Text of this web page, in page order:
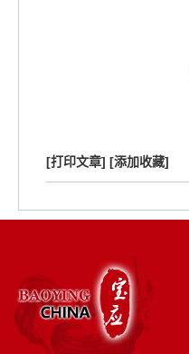
[打印文章] [添加收藏]